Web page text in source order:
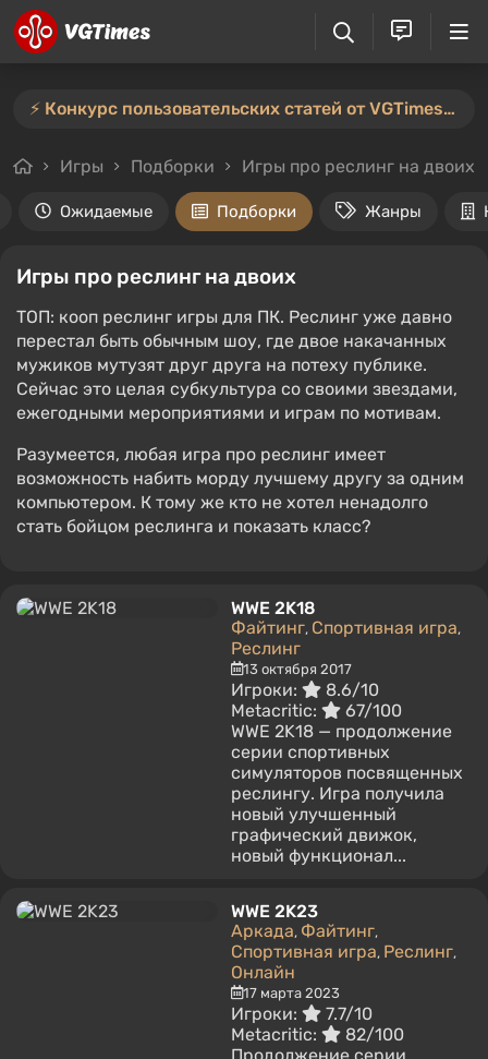
⚡️ Конкурс пользовательских статей от VGTimes продлён — участвуйте тут ⚡️
Игры Подборки Игры про реслинг на двоих
Ожидаемые Подборки Жанры
Игры про реслинг на двоих
ТОП: кооп реслинг игры для ПК. Реслинг уже давно
перестал быть обычным шоу, где двое накачанных
мужиков мутузят друг друга на потеху публике.
Сейчас это целая субкультура со своими звездами,
ежегодными мероприятиями и играм по мотивам.
Разумеется, любая игра про реслинг имеет
возможность набить морду лучшему другу за одним
компьютером. К тому же кто не хотел ненадолго
стать бойцом реслинга и показать класс?
WWE 2K18
Файтинг, Спортивная игра,
Реслинг
13 октября 2017
Игроки:
8.6/10
Metacritic:
67/100
WWE 2K18 — продолжение
серии спортивных
симуляторов посвященных
реслингу. Игра получила
новый улучшенный
графический движок,
новый функционал...
WWE 2K23
Аркада, Файтинг,
Спортивная игра, Реслинг,
Онлайн
17 марта 2023
Игроки:
7.7/10
Metacritic:
82/100